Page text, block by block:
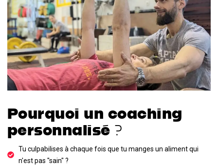
Pourquoi un coaching
personnalisé ?
Tu culpabilises à chaque fois que tu manges un aliment qui
n'est pas "sain" ?